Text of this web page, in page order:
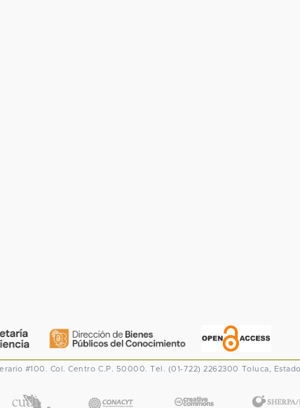
#100. Col. Centro C.P. 50000. Tel. (01-722) 2262300 Toluca,